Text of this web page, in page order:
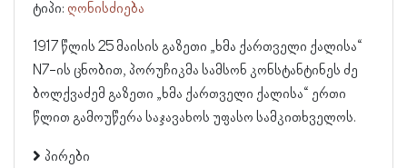
ტიპი: ღონისძიება
1917 წლის 25 მაისის გაზეთი „ხმა ქართველი ქალისა“
N7-ის ცნობით, პორუჩიკმა სამსონ კონსტანტინეს ძე
ბოლქვაძემ გაზეთი „ხმა ქართველი ქალისა“ ერთი
წლით გამოუწერა საჯავახოს უფასო სამკითხველოს.
პირები